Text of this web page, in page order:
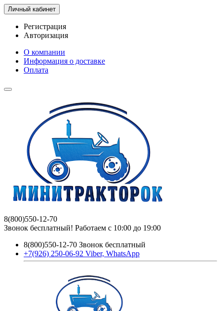
Личный кабинет
Регистрация
Авторизация
О компании
Информация о доставке
Оплата
8(800)550-12-70
Звонок бесплатный! Работаем с 10:00 до 19:00
8(800)550-12-70 Звонок бесплатный
+7(926) 250-06-92 Viber, WhatsApp